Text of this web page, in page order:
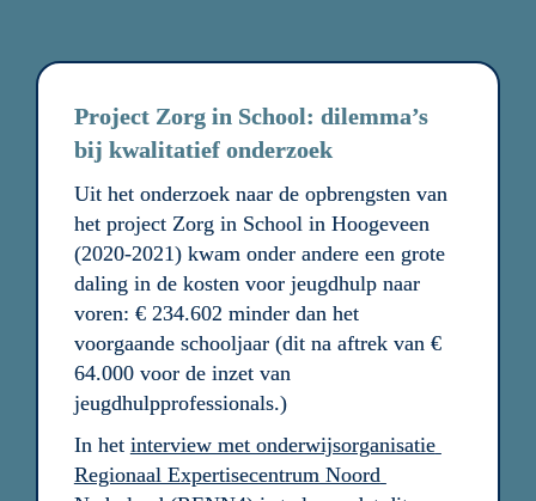
Project Zorg in School: dilemma’s
bij kwalitatief onderzoek
Uit het onderzoek naar de opbrengsten van
het project Zorg in School in Hoogeveen
(2020-2021) kwam onder andere een grote
daling in de kosten voor jeugdhulp naar
voren: € 234.602 minder dan het
voorgaande schooljaar (dit na aftrek van €
64.000 voor de inzet van
jeugdhulpprofessionals.)
In het interview met onderwijsorganisatie
Regionaal Expertisecentrum Noord